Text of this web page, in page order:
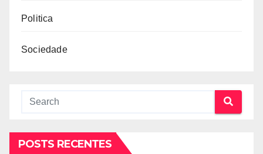
Politica
Sociedade
POSTS RECENTES